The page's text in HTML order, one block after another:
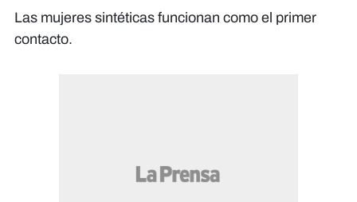
Las mujeres sintéticas funcionan como el primer
contacto.